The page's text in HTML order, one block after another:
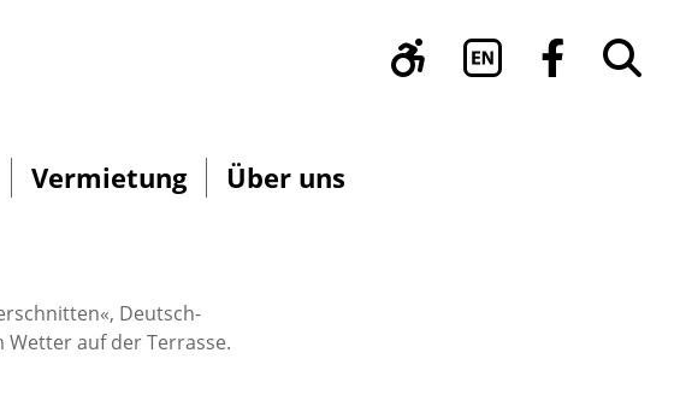
Vermietung Über uns
Deutsch-
Wetter auf der Terrasse.